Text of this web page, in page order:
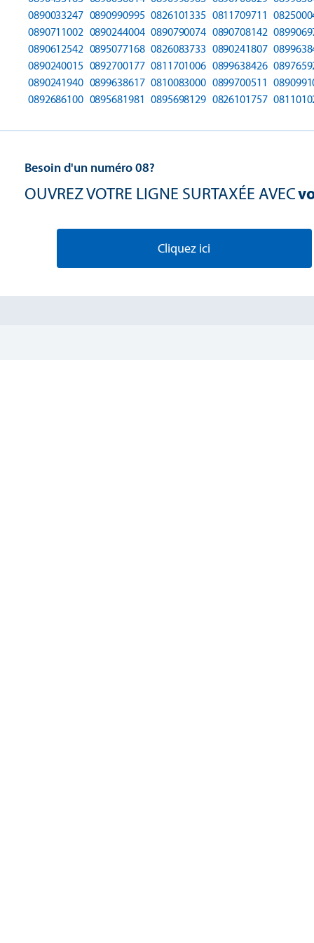
0890033247 0890990995 0826101335 0811709711
0890711002 0890244004 0890790074 0890708142
0890612542 0895077168 0826083733 0890241807
0890240015 0892700177 0811701006 0899638426
0890241940 0899638617 0810083000 0899700511
0892686100 0895681981 0895698129 0826101757
Besoin d'un numéro 08?
OUVREZ VOTRE LIGNE SURTAXÉE AVEC
Cliquez ici